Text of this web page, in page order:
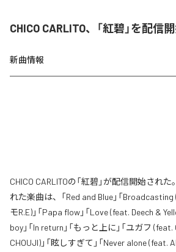
CHICO CARLITO、「紅碧」を配信
新曲情報
CHICO CARLITOの「紅碧」が配信開始され
れた楽曲は、「Red and Blue」「
モR.E)」「Papa flow」「Love (feat. Deech &
boy」「In return」「もっと上に」「ユガフ
CHOUJI)」「眩しすぎて」「Never alone (feat.